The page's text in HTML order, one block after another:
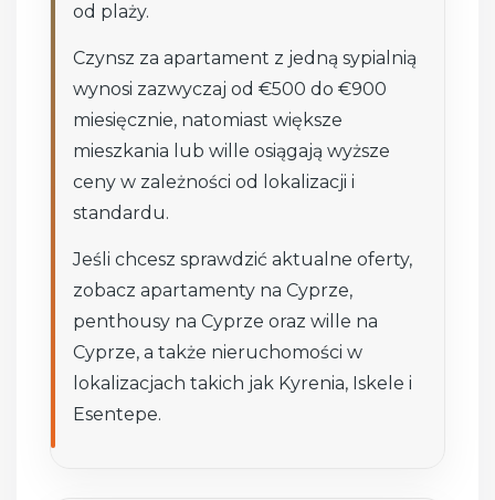
od plaży.
Czynsz za apartament z jedną sypialnią
wynosi zazwyczaj od €500 do €900
miesięcznie, natomiast większe
mieszkania lub wille osiągają wyższe
ceny w zależności od lokalizacji i
standardu.
Jeśli chcesz sprawdzić aktualne oferty,
zobacz apartamenty na Cyprze,
penthousy na Cyprze oraz wille na
Cyprze, a także nieruchomości w
lokalizacjach takich jak Kyrenia, Iskele i
Esentepe.